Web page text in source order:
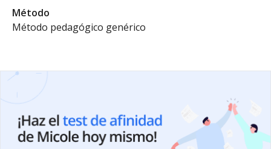
Método
Método pedagógico genérico